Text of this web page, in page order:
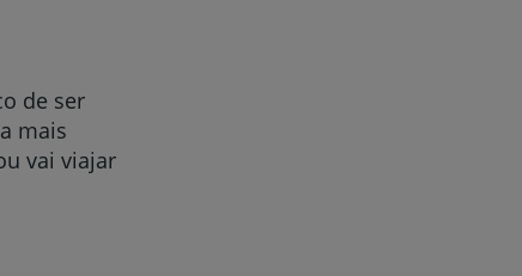
de ser
mais
vai viajar